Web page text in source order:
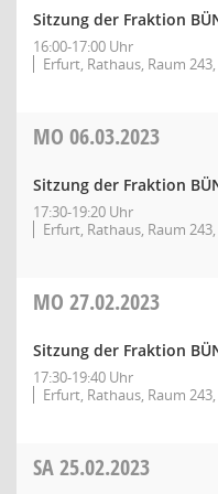
Sitzung der Fraktion
16:00-17:00 Uhr
Erfurt, Rathaus, Raum
MO 06.03.2023
Sitzung der Fraktion
17:30-19:20 Uhr
Erfurt, Rathaus, Raum
MO 27.02.2023
Sitzung der Fraktion
17:30-19:40 Uhr
Erfurt, Rathaus, Raum
SA25.02.2023